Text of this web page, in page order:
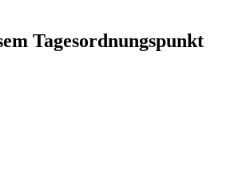
Tagesordnungspunkt